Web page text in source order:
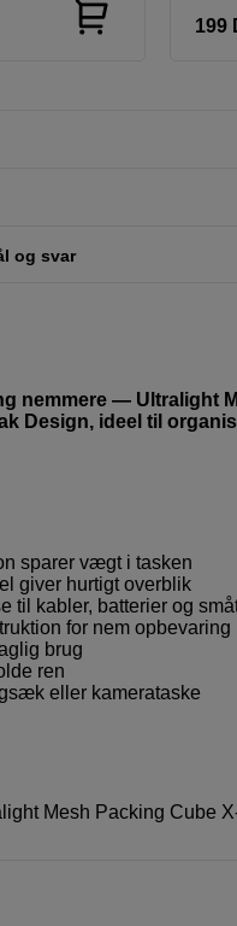
199
og svar
nemmere — Ultralight
Design, ideel til
sparer vægt i tasken
giver hurtigt overblik
til kabler, batterier og
for nem opbevaring
brug
ren
eller kamerataske
Mesh Packing Cube X-